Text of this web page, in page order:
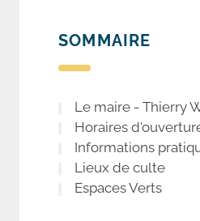
SOMMAIRE
Le maire - Thierry
Horaires
Informations
Lieux de culte
Espaces Verts